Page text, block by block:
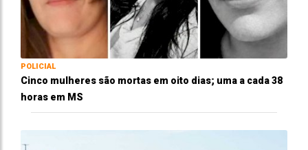
POLICIAL
Cinco mulheres são mortas em oito dias; uma a cada 38
horas em MS